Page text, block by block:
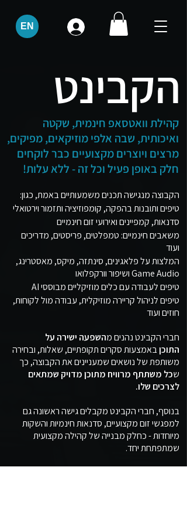
EN
הקבינט
קהילת וואטסאפ חינמית, שקטה
ואיכותית, שבה אלפי מוזיקאים, מפיקים,
מרצים ויוצרים מקצועיים כבר לוקחים
חלק באופן פעיל וכל זה - ללא עלות!
הקבוצה מנגישה תכנים משמעותיים באמת, כגון:
טיפים ותובנות בהפקה, קומפוזיציה ותזמור וירטואלי
סדנאות, קמפיינים ואירועי זום חינמיים
משאבים חינמיים: טמפלטים, פריסטים, מדריכים
ועוד
המלצות על פלאגינים, סינתזה, מיקס, מאסטרינג,
Game Audio ושיפור וורקפלואו
טיפים לעבודה עם כלים מוזיקליים מבוססי AI
טיפים לניהול קריירה מוזיקלית, עבודה מול לקוחות,
חוזיםועוד
חברי הקבינט נהנים מהשפעה ישירה על
התוכןבאמצעות סקרים תקופתיים, שאלות, ובחירה
משותפת של נושאים שמעניינים את הקבוצה, כך
שכל משתתף מרוויח מתוכן מדויק שמתאים
לצרכים שלו.
בנוסף, חברי הקבינט מקבלים גישה ראשונה גם
למפגשי זום מקצועיים, סדנאות חינמיות והשקות
מיוחדות - כחלק מבנייה של קהילה מקצועית
שמתפתחת יחד.